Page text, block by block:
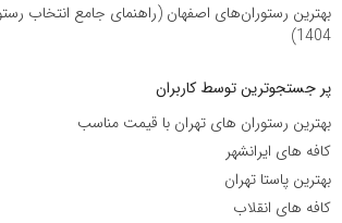
بهترین رستوران‌های اصفهان (راهنمای جامع انتخاب
1404)
پر جستجوترین توسط کاربران
بهترین رستوران های تهران با قیمت مناسب
کافه های ایرانشهر
بهترین پاستا تهران
کافه های انقلاب